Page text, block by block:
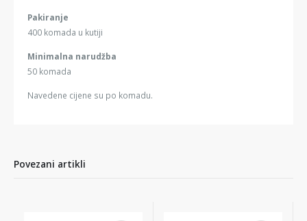
Pakiranje
400 komada u kutiji
Minimalna narudžba
50 komada
Navedene cijene su po komadu.
Povezani artikli